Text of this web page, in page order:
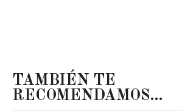
TAMBIÉN TE
RECOMENDAMOS…